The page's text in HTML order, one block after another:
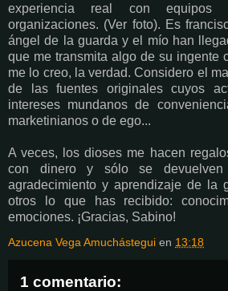
experiencia real con
organizaciones. (Ver foto). Es
ángel de la guarda y el mío han
que me transmita algo de su ingente
me lo creo, la verdad. Considero el
de las fuentes originales cuyos
intereses mundanos de
marketinianos o de ego...
A veces, los dioses me hacen
con dinero y sólo se devuelven
agradecimiento y aprendizaje de la
otros lo que has recibido:
emociones. ¡Gracias, Sabino!
Azucena Vega Amuchástegui en 13:18
1 comentario: